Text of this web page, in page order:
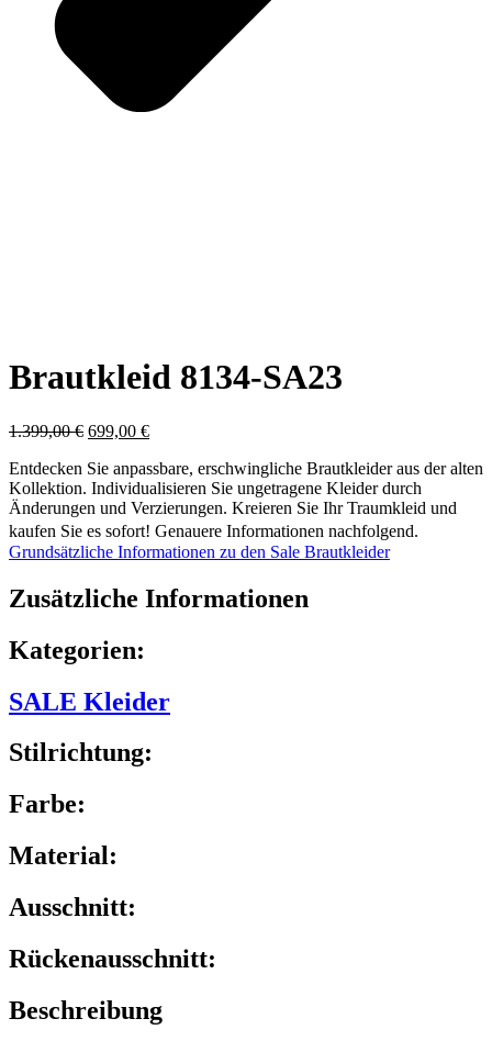
Brautkleid 8134-SA23
1.399,00€ Ursprünglicher
war:
1.399,00 €
699,00 €Aktueller
ist:
699,00 €.
Entdecken Sie anpassbare, erschwingliche Brautkleider aus der alten
Kollektion. Individualisieren Sie ungetragene Kleider durch
Änderungen und Verzierungen. Kreieren Sie Ihr Traumkleid und
kaufen Sie es sofort! Genauere Informationen nachfolgend.
Grundsätzliche Informationen zu den Sale Brautkleider
Zusätzliche Informationen
Kategorien:
SALE Kleider
Stilrichtung:
Farbe:
Material:
Ausschnitt:
Rückenausschnitt:
Beschreibung